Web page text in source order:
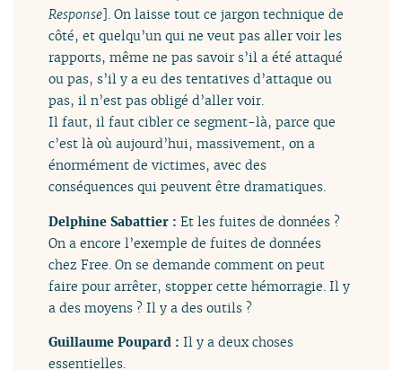
Response]. On laisse tout ce jargon technique de
côté, et quelqu’un qui ne veut pas aller voir les
rapports, même ne pas savoir s’il a été attaqué
ou pas, s’il y a eu des tentatives d’attaque ou
pas, il n’est pas obligé d’aller voir.
Il faut, il faut cibler ce segment-là, parce que
c’est là où aujourd’hui, massivement, on a
énormément de victimes, avec des
conséquences qui peuvent être dramatiques.
Delphine Sabattier :Et les fuites de données ?
On a encore l’exemple de fuites de données
chez Free. On se demande comment on peut
faire pour arrêter, stopper cette hémorragie. Il y
a des moyens ? Il y a des outils ?
Guillaume Poupard :Il y a deux choses
essentielles.